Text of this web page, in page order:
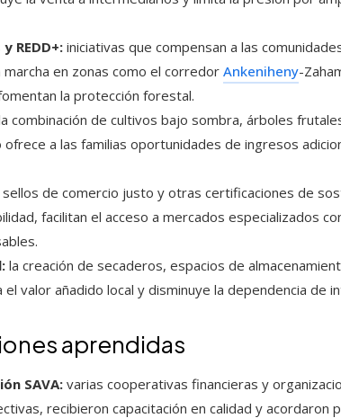
REDD+: iniciativas que compensan a las
en zonas como el corredor Ankeniheny-
la protección forestal.
combinación de cultivos bajo sombra, árboles
a las familias oportunidades de ingresos
de comercio justo y otras certificaciones de
facilitan el acceso a mercados especializados
la creación de secaderos, espacios de
valor añadido local y disminuye la dependencia de
aprendidas
SAVA: varias cooperativas financieras y
recibieron capacitación en calidad y acordaron